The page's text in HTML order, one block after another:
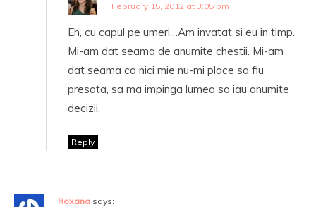
February 15, 2012 at 3:05 pm
Eh, cu capul pe umeri…Am invatat si eu in timp.
Mi-am dat seama de anumite chestii. Mi-am
dat seama ca nici mie nu-mi place sa fiu
presata, sa ma impinga lumea sa iau anumite
decizii.
Reply
Roxana says: